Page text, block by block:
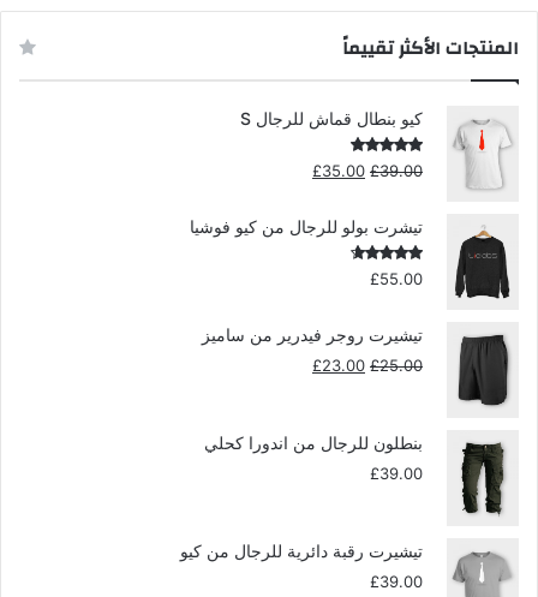
المنتجات الأكثر تقييماً
كيو بنطال قماش للرجال S
تم التقييم
من 5
£39.00
السعر
هو:
£39.00.
£35.00 السعر
هو:
تيشرت بولو للرجال من كيو فوشيا
تم التقييم
£55.00
تيشيرت روجر فيدرير من ساميز
£25.00
السعر
£25.00.
£23.00 السعر
£23.00.
بنطلون للرجال من اندورا كحلي
£39.00
تيشيرت رقبة دائرية للرجال من كيو
£39.00